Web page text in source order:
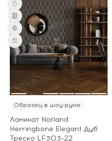
Образец в шоу-руме
Ламинат Norland
Herringbone Elegant Дуб
Треско LF303-22